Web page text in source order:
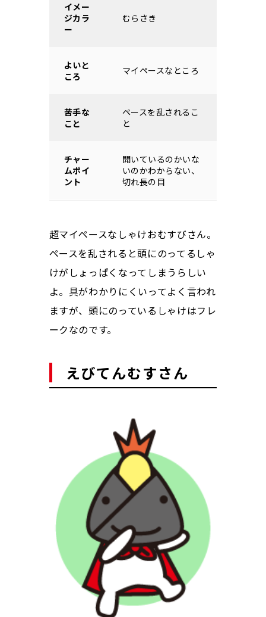
イメー
ジカラ
ー
むらさき
よいと
ころ
マイペースなところ
苦手な
こと
ペースを乱されるこ
と
チャー
ムポイ
ント
開いているのかいな
いのかわからない、
切れ長の目
超マイペースなしゃけおむすびさん。
ペースを乱されると頭にのってるしゃ
けがしょっぱくなってしまうらしい
よ。具がわかりにくいってよく言われ
ますが、頭にのっているしゃけはフレ
ークなのです。
えびてんむすさん